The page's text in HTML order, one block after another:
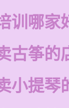
训哪家
古筝的
小提琴